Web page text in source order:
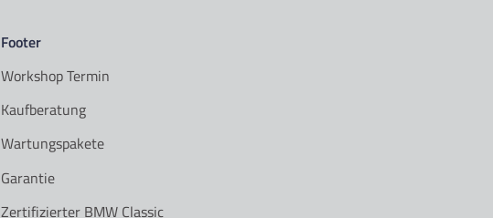
Footer
Workshop Termin
Kaufberatung
Wartungspakete
Garantie
Zertifizierter BMW Classic